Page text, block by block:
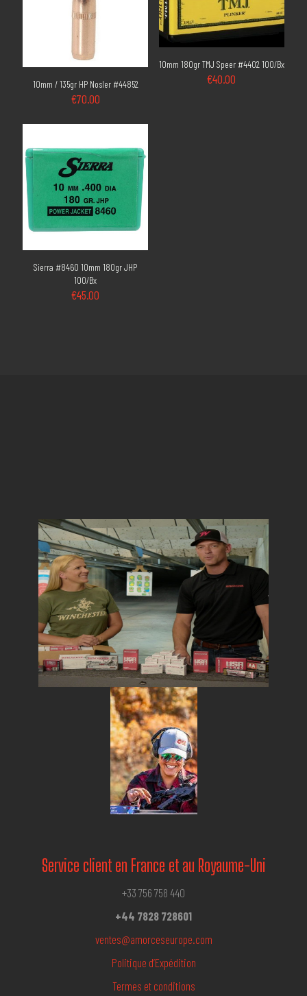
10mm / 135gr HP Nosler #44852
€70.00
10mm 180gr TMJ Speer #4402 100/Bx
€40.00
Sierra #8460 10mm 180gr JHP
100/Bx
€45.00
Service client en France et au Royaume-Uni
+33 756 758 440
+44 7828 728601
ventes@amorceseurope.com
Politique d’Expédition
Termes et conditions